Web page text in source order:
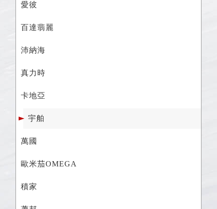
愛彼
百達翡麗
沛納海
真力時
卡地亞
宇舶
萬國
歐米茄OMEGA
積家